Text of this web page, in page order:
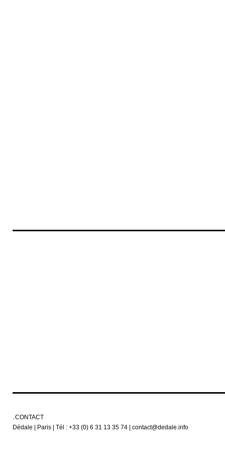
CONTACT
Dédale | Paris | Tél : +33 (0) 6 31 13 35 74 | contact@dedale.info